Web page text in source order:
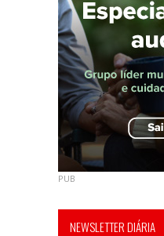
PUB
NEWSLETTER DIÁRIA